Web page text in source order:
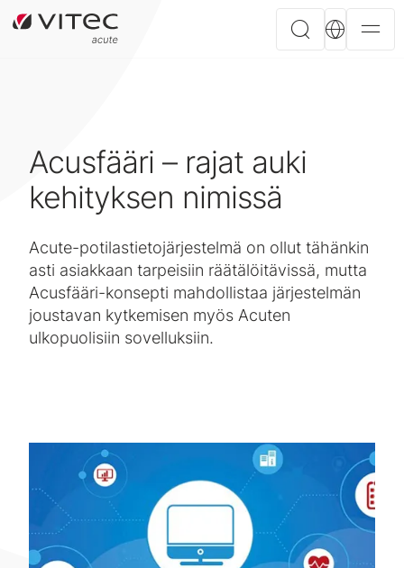
Acusfääri – rajat auki
kehityksen nimissä
Acute-potilastietojärjestelmä on ollut tähänkin
asti asiakkaan tarpeisiin räätälöitävissä, mutta
Acusfääri-konsepti mahdollistaa järjestelmän
joustavan kytkemisen myös Acuten
ulkopuolisiin sovelluksiin.